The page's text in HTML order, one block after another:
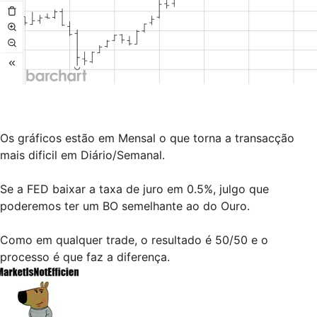
Os gráficos estão em Mensal o que torna a transacção
mais dificil em Diário/Semanal.
Se a FED baixar a taxa de juro em 0.5%, julgo que
poderemos ter um BO semelhante ao do Ouro.
Como em qualquer trade, o resultado é 50/50 e o
processo é que faz a diferença.